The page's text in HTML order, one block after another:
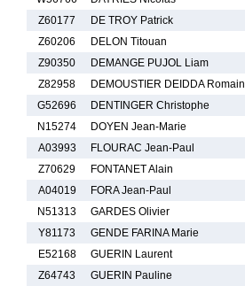
Z60177
DE TROY Patrick
Z60206
DELON Titouan
Z90350
DEMANGE PUJOL Liam
Z82958
DEMOUSTIER DEIDDA Romain
G52696
DENTINGER Christophe
N15274
DOYEN Jean-Marie
A03993
FLOURAC Jean-Paul
Z70629
FONTANET Alain
A04019
FORA Jean-Paul
N51313
GARDES Olivier
Y81173
GENDE FARINA Marie
E52168
GUERIN Laurent
Z64743
GUERIN Pauline